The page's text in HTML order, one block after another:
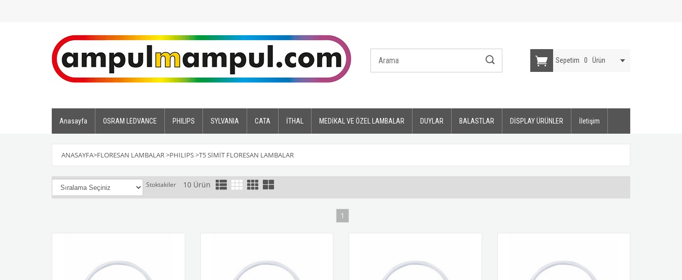
Sepetim 0 Ürün
Anasayfa OSRAM LEDVANCE PHILIPS SYLVANIA CATA İTHAL MEDİKAL VE ÖZEL LAMBALAR DUYLAR BALASTLAR DİSPLAY ÜRÜNLER İletişim
ANASAYFA>FLORESAN LAMBALAR>PHILIPS>T5 SİMİT FLORESAN LAMBALAR
Stoktakiler 10 Ürün
1